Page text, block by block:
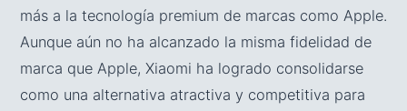
más a la tecnología premium de marcas como Apple.
Aunque aún no ha alcanzado la misma fidelidad de
marca que Apple, Xiaomi ha logrado consolidarse
como una alternativa atractiva y competitiva para